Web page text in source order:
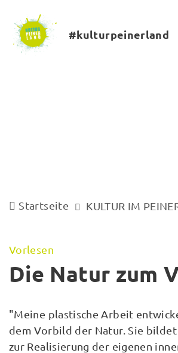
#kulturpeinerland
Startseite KULTUR IM
Vorlesen
Die Natur zum
"Meine plastische Arbeit
dem Vorbild der Natur. Sie
zur Realisierung der eigenen